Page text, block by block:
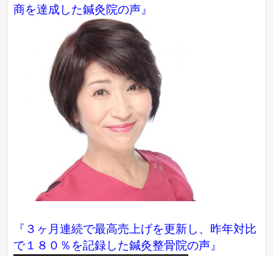
商を達成した鍼灸院の声』
『３ヶ月連続で最高売上げを更新し、昨年対比
で１８０％を記録した鍼灸整骨院の声』